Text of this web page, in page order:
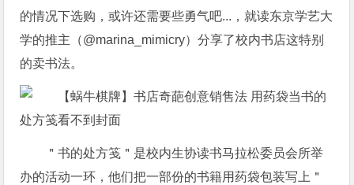
的情况下选购，或许还需要些勇气吧...，就读东京学艺大
学的推主（@marina_mimicry）分享了校内书店这特别
的卖书法。
＂书的处方笺＂是校内生协读书马拉松委员会所举
办的活动一环，他们把一部份的书籍用药袋包装写上＂